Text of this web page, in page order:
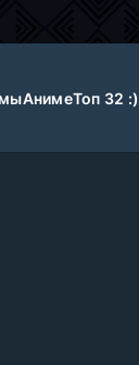
АнимеТоп 32 :)